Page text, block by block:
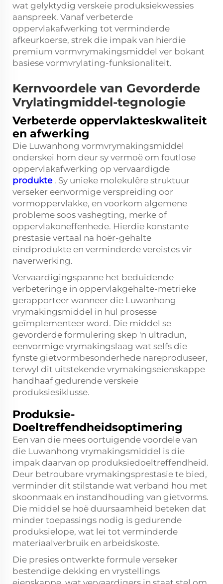
wat gelyktydig verskeie produksiekwessies
aanspreek. Vanaf verbeterde
oppervlakafwerking tot verminderde
afkeurkoerse, strek die impak van hierdie
premium vormvrymakingsmiddel ver bokant
basiese vormvrylating-funksionaliteit.
Kernvoordele van Gevorderde
Vrylatingmiddel-tegnologie
Verbeterde oppervlakteskwaliteit
en afwerking
Die Luwanhong vormvrymakingsmiddel
onderskei hom deur sy vermoë om foutlose
oppervlakafwerking op vervaardigde
produkte . Sy unieke molekulêre struktuur
verseker eenvormige verspreiding oor
vormoppervlakke, en voorkom algemene
probleme soos vashegting, merke of
oppervlakoneffenhede. Hierdie konstante
prestasie vertaal na hoër-gehalte
eindprodukte en verminderde vereistes vir
naverwerking.
Vervaardigingspanne het beduidende
verbeteringe in oppervlakgehalte-metrieke
gerapporteer wanneer die Luwanhong
vrymakingsmiddel in hul prosesse
geïmplementeer word. Die middel se
gevorderde formulering skep 'n ultradun,
eenvormige vrymakingslaag wat selfs die
fynste gietvormbesonderhede nareproduseer,
terwyl dit uitstekende vrymakingseienskappe
handhaaf gedurende verskeie
produksiesiklusse.
Produksie-
Doeltreffendheidsoptimering
Een van die mees oortuigende voordele van
die Luwanhong vrymakingsmiddel is die
impak daarvan op produksiedoeltreffendheid.
Deur betroubare vrymakingsprestasie te bied,
verminder dit stilstande wat verband hou met
skoonmaak en instandhouding van gietvorms.
Die middel se hoë duursaamheid beteken dat
minder toepassings nodig is gedurende
produksielope, wat lei tot verminderde
materiaalverbruik en arbeidskoste.
Die presies ontwerkte formule verseker
bestendige dekking en vrystellings